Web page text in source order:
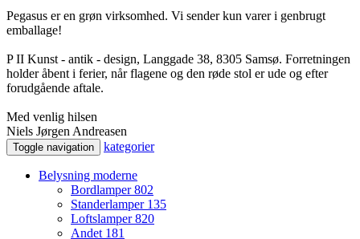
Pegasus er en grøn virksomhed. Vi sender kun varer i genbrugt
emballage!
P II Kunst - antik - design, Langgade 38, 8305 Samsø. Forretningen
holder åbent i ferier, når flagene og den røde stol er ude og efter
forudgående aftale.
Med venlig hilsen
Niels Jørgen Andreasen
Toggle navigation kategorier
Belysning moderne
Bordlamper802
Standerlamper 135
Loftslamper820
Andet 181